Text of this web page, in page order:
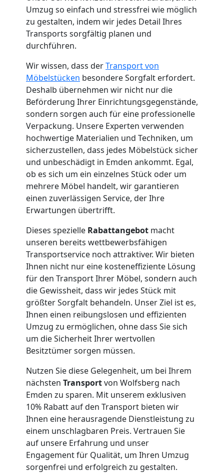
Umzug so einfach und stressfrei wie möglich
zu gestalten, indem wir jedes Detail Ihres
Transports sorgfältig planen und
durchführen.
Wir wissen, dass derTransport von
Möbelstücken besondere Sorgfalt erfordert.
Deshalb übernehmen wir nicht nur die
Beförderung Ihrer Einrichtungsgegenstände,
sondern sorgen auch für eine professionelle
Verpackung. Unsere Experten verwenden
hochwertige Materialien und Techniken, um
sicherzustellen, dass jedes Möbelstück sicher
und unbeschädigt in Emden ankommt. Egal,
ob es sich um ein einzelnes Stück oder um
mehrere Möbel handelt, wir garantieren
einen zuverlässigen Service, der Ihre
Erwartungen übertrifft.
Dieses spezielle Rabattangebot macht
unseren bereits wettbewerbsfähigen
Transportservice noch attraktiver. Wir bieten
Ihnen nicht nur eine kosteneffiziente Lösung
für den Transport Ihrer Möbel, sondern auch
die Gewissheit, dass wir jedes Stück mit
größter Sorgfalt behandeln. Unser Ziel ist es,
Ihnen einen reibungslosen und effizienten
Umzug zu ermöglichen, ohne dass Sie sich
um die Sicherheit Ihrer wertvollen
Besitztümer sorgen müssen.
Nutzen Sie diese Gelegenheit, um bei Ihrem
nächsten Transportvon Wolfsberg nach
Emden zu sparen. Mit unserem exklusiven
10% Rabatt auf den Transport bieten wir
Ihnen eine herausragende Dienstleistung zu
einem unschlagbaren Preis. Vertrauen Sie
auf unsere Erfahrung und unser
Engagement für Qualität, um Ihren Umzug
sorgenfrei und erfolgreich zu gestalten.
Küchenumzug
Wolfsberg
Umzug
und
Lagerung
Wolfsberg
Full-
Service-
Umzug
Wolfsberg
Qualitäts-
Umzüge
Wolfsberg
Vereinsumzug
Wolfsberg
Anfrage